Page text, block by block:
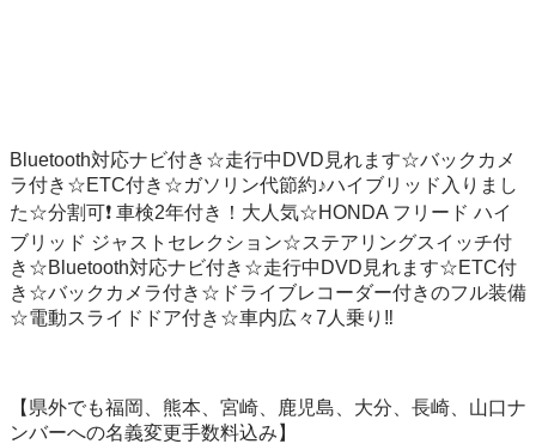
Bluetooth対応ナビ付き☆走行中DVD見れます☆バックカメ
ラ付き☆ETC付き☆ガソリン代節約♪ハイブリッド入りまし
た☆分割可❗️ 車検2年付き！大人気☆HONDA フリード ハイ
ブリッド ジャストセレクション☆ステアリングスイッチ付
き☆Bluetooth対応ナビ付き☆走行中DVD見れます☆ETC付
き☆バックカメラ付き☆ドライブレコーダー付きのフル装備
☆電動スライドドア付き☆車内広々7人乗り‼️
【県外でも福岡、熊本、宮崎、鹿児島、大分、長崎、山口ナ
ンバーへの名義変更手数料込み】